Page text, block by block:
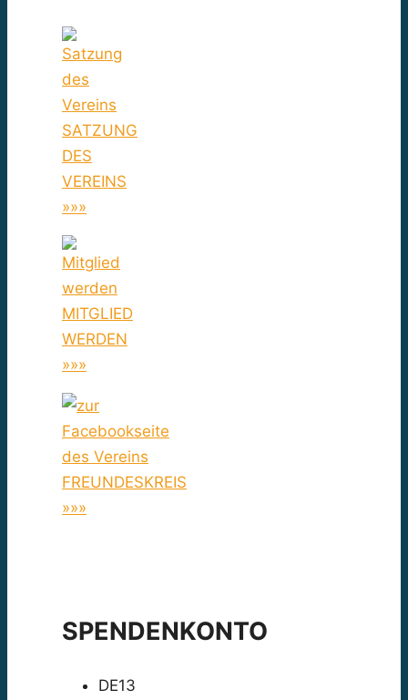
SATZUNG
DES
VEREINS
»»»
MITGLIED
WERDEN
»»»
FREUNDESKREIS
»»»
SPENDENKONTO
DE13